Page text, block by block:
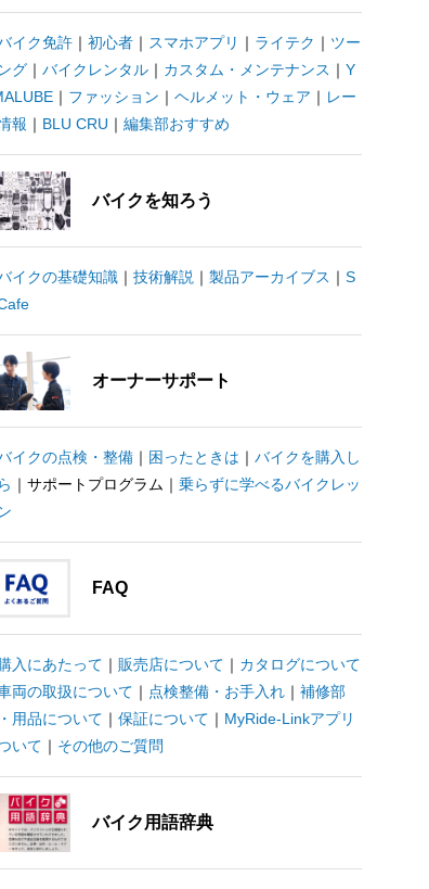
イク免許｜ 初心者｜ スマホアプリ ｜ ライテク ｜ ツー
グ｜ バイクレンタル｜ カスタム・メンテナンス ｜ Y
｜ ファッション ｜ ヘルメット・ウェア ｜ レー
報 ｜ BLU CRU ｜ 編集部おすすめ
バイクを知ろう
イクの基礎知識｜ 技術解説 ｜ 製品アーカイブス ｜ S
オーナーサポート
イクの点検・整備｜ 困ったときは ｜ バイクを購入し
｜サポートプログラム｜ 乗らずに学べるバイクレッ
FAQ
入にあたって ｜ 販売店について ｜ カタログについて
両の取扱について ｜ 点検整備・お手入れ｜ 補修部
用品について ｜ 保証について ｜ MyRide-Linkアプリ
いて ｜ その他のご質問
バイク用語辞典